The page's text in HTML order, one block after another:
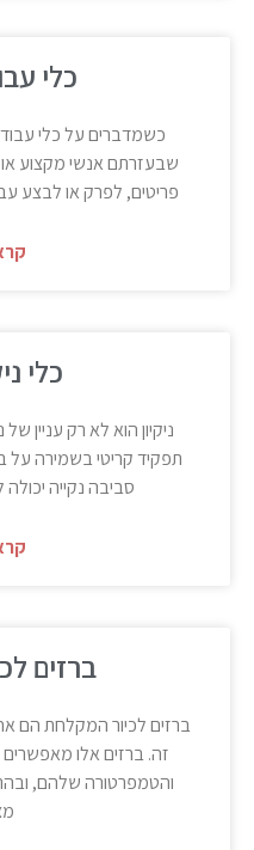
כלי
כשמדברים על כלי
שבעזרתם אנשי מקצוע או
פריטים, לפרק או לבצע
כלי
ניקיון הוא לא רק עניין
תפקיד קריטי בשמירה על
סביבה נקייה
ברזים
ברזים לכיור המקלחת הם
זה. ברזים אלו
והטמפרטורה שלהם,